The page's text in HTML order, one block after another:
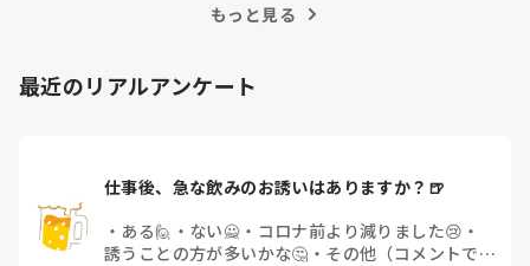
もっと見る
最近のリアルアンケート
仕事後、急な飲みのお誘いはありますか？🍺
・ ある🙋 ・ ない🙅 ・ コロナ前より減りました😢 ・
誘うことの方が多いかな🤔 ・ その他（コメントで教